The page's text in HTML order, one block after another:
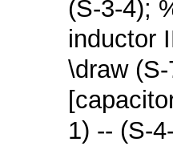
(S-3-4);
inductor
\draw
1) -- (S-